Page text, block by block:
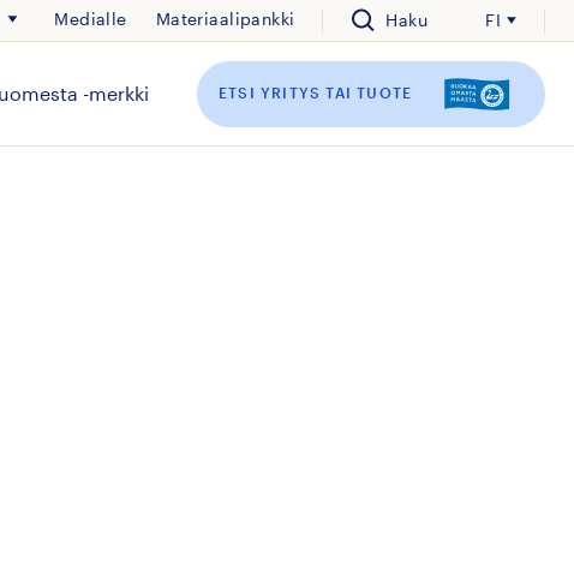
Medialle Materiaalipankki Haku FI
-merkki ETSI YRITYS TAI TUOTE